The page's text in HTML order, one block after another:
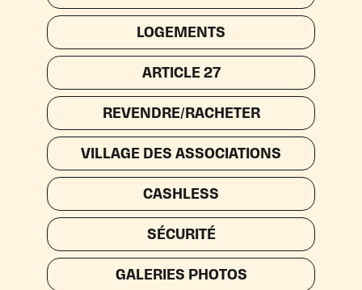
LOGEMENTS
ARTICLE 27
REVENDRE/RACHETER
VILLAGE DES ASSOCIATIONS
CASHLESS
SÉCURITÉ
GALERIES PHOTOS